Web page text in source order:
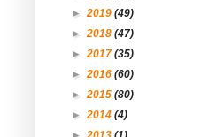
►2019 (49)
►2018 (47)
►2017 (35)
►2016 (60)
►2015 (80)
►2014 (4)